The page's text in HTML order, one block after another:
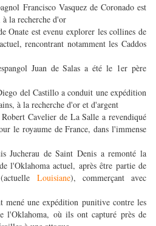
Francisco Vasquez de Coronado est
la recherche d'or
Onate est evenu explorer les collines de
rencontrant notamment les Caddos
Juan de Salas a été le 1er père
del Castillo a conduit une expédition
à la recherche d'or et d'argent
Cavelier de La Salle a revendiqué
le royaume de France, dans l'immense
Jucherau de Saint Denis a remonté la
l'Oklahoma actuel, après être partie de
(actuelle Louisiane), commerçant avec
mené une expédition punitive contre les
l'Oklahoma, où ils ont capturé près de